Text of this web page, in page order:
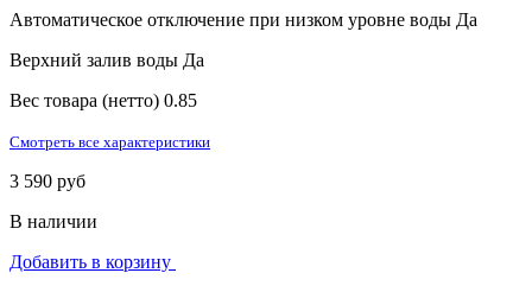
Автоматическое отключение при низком уровне воды Да
Верхний залив воды Да
Вес товара (нетто) 0.85
Смотреть все характеристики
3 590 руб
В наличии
Добавить в корзину